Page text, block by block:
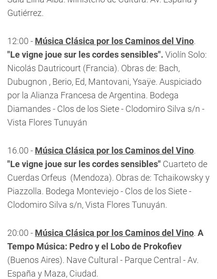
Gutiérrez.
12:00 - Música Clásica por los Caminos del Vino.
"Le vigne joue sur les cordes sensibles". Violín Solo:
Nicolás Dautricourt (Francia). Obras de: Bach,
Dubugnon , Berio, Ed, Mantovani, Ysaÿe. Auspiciado
por la Alianza Francesa de Argentina. Bodega
Diamandes - Clos de los Siete - Clodomiro Silva s/n -
Vista Flores Tunuyán
16.00 - Música Clásica por los Caminos del Vino.
"Le vigne joue sur les cordes sensibles" Cuarteto de
Cuerdas Orfeus (Mendoza). Obras de: Tchaikowsky y
Piazzolla. Bodega Monteviejo - Clos de los Siete -
Clodomiro Silva s/n, Vista Flores Tunuyán.
20:00 - Música Clásica por los Caminos del Vino. A
Tempo Música: Pedro y el Lobo de Prokofiev
(Buenos Aires). Nave Cultural - Parque Central - Av.
España y Maza, Ciudad.